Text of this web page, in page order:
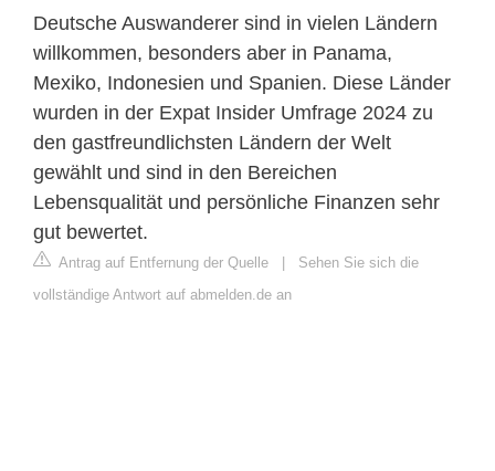
Deutsche Auswanderer sind in vielen Ländern
willkommen, besonders aber in Panama,
Mexiko, Indonesien und Spanien. Diese Länder
wurden in der Expat Insider Umfrage 2024 zu
den gastfreundlichsten Ländern der Welt
gewählt und sind in den Bereichen
Lebensqualität und persönliche Finanzen sehr
gut bewertet.
Antrag auf Entfernung der Quelle | Sehen Sie sich die
vollständige Antwort auf abmelden.de an